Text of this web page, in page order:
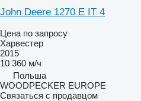
John Deere 1270 E IT 4
Цена по запросу
Харвестер
2015
10 360 м/ч
Польша
WOODPECKER EUROPE
Связаться с продавцом